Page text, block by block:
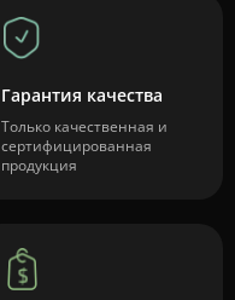
Гарантия качества
Только качественная и
сертифицированная
продукция